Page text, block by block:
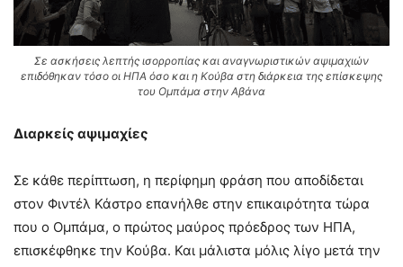
Σε ασκήσεις λεπτής ισορροπίας και αναγνωριστικών αψιμαχιών
επιδόθηκαν τόσο οι ΗΠΑ όσο και η Κούβα στη διάρκεια της επίσκεψης
του Ομπάμα στην Αβάνα
Διαρκείς αψιμαχίες
Σε κάθε περίπτωση, η περίφημη φράση που αποδίδεται
στον Φιντέλ Κάστρο επανήλθε στην επικαιρότητα τώρα
που ο Ομπάμα, ο πρώτος μαύρος πρόεδρος των ΗΠΑ,
επισκέφθηκε την Κούβα. Και μάλιστα μόλις λίγο μετά την